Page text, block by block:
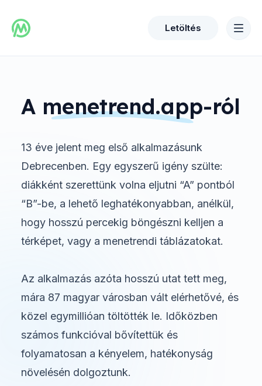
Letöltés
A menetrend.app-ról
13 éve jelent meg első alkalmazásunk
Debrecenben. Egy egyszerű igény szülte:
diákként szerettünk volna eljutni “A” pontból
“B”-be, a lehető leghatékonyabban, anélkül,
hogy hosszú percekig böngészni kelljen a
térképet, vagy a menetrendi táblázatokat.
Az alkalmazás azóta hosszú utat tett meg,
mára 87 magyar városban vált elérhetővé, és
közel egymillióan töltötték le. Időközben
számos funkcióval bővítettük és
folyamatosan a kényelem, hatékonyság
növelésén dolgoztunk.